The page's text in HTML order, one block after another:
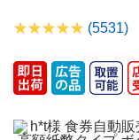
(5531)